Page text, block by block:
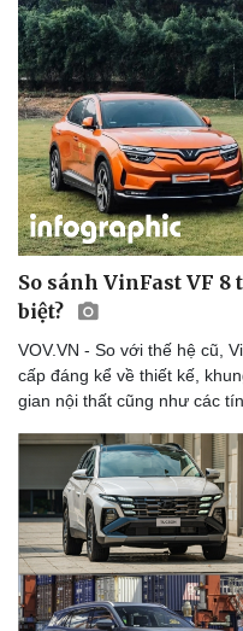
So sánh VinFast VF 8
biệt?
VOV.VN - So với thế hệ cũ,
cấp đáng kể về thiết kế,
gian nội thất cũng như các